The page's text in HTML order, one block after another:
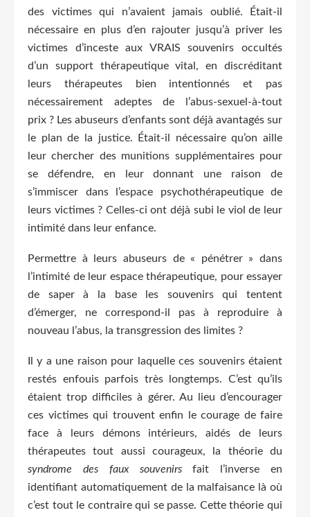
des victimes qui n’avaient jamais oublié. Était-il
nécessaire en plus d’en rajouter jusqu’à priver les
victimes d’inceste aux VRAIS souvenirs occultés
d’un support thérapeutique vital, en discréditant
leurs thérapeutes bien intentionnés et pas
nécessairement adeptes de l’abus-sexuel-à-tout
prix ? Les abuseurs d’enfants sont déjà avantagés sur
le plan de la justice. Était-il nécessaire qu’on aille
leur chercher des munitions supplémentaires pour
se défendre, en leur donnant une raison de
s’immiscer dans l’espace psychothérapeutique de
leurs victimes ? Celles-ci ont déjà subi le viol de leur
intimité dans leur enfance.
Permettre à leurs abuseurs de « pénétrer » dans
l’intimité de leur espace thérapeutique, pour essayer
de saper à la base les souvenirs qui tentent
d’émerger, ne correspond-il pas à reproduire à
nouveau l’abus, la transgression des limites ?
Il y a une raison pour laquelle ces souvenirs étaient
restés enfouis parfois très longtemps. C’est qu’ils
étaient trop difficiles à gérer. Au lieu d’encourager
ces victimes qui trouvent enfin le courage de faire
face à leurs démons intérieurs, aidés de leurs
thérapeutes tout aussi courageux, la théorie du
syndrome des faux souvenirsfait l’inverse en
identifiant automatiquement de la malfaisance là où
c’est tout le contraire qui se passe. Cette théorie qui